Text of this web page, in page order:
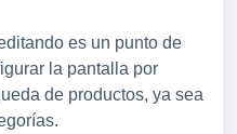
es un punto de
la pantalla por
de productos, ya sea